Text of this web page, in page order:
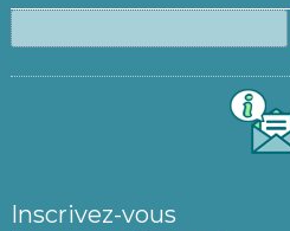
Inscrivez-vous